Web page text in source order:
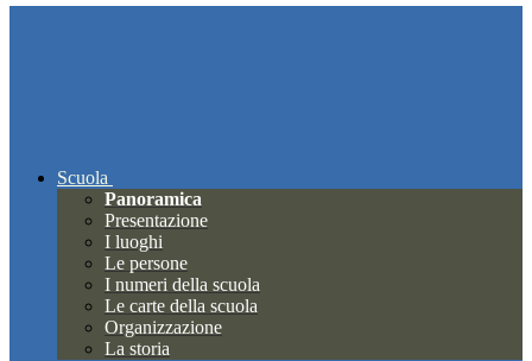
Scuola
Panoramica
Presentazione
I luoghi
Le persone
I numeri della scuola
Le carte della scuola
Organizzazione
La storia